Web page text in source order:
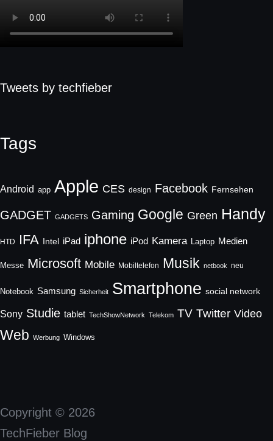
Tweets by techfieber
Tags
Android app Apple CES design Facebook Fernsehen
GADGET GADGETS Gaming Google Green Handy
HTD IFA Intel iPad iphone iPod Kamera Laptop Medien
Messe Microsoft Mobile Mobiltelefon Musik netbook neu
Notebook Samsung Sicherheit Smartphone social network
Sony Studie tablet TechShowNetwork Telekom TV Twitter Video
Web Werbung Windows
Copyright © 2026
TechFieber Blog